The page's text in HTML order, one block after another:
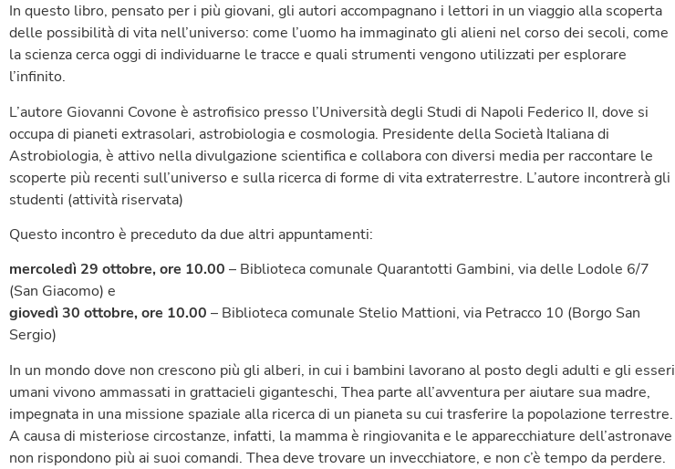
In questo libro, pensato per i più giovani, gli autori accompagnano i lettori in un viaggio alla scoperta
delle possibilità di vita nell’universo: come l’uomo ha immaginato gli alieni nel corso dei secoli, come
la scienza cerca oggi di individuarne le tracce e quali strumenti vengono utilizzati per esplorare
l’infinito.
L’autore Giovanni Covone è astrofisico presso l’Università degli Studi di Napoli Federico II, dove si
occupa di pianeti extrasolari, astrobiologia e cosmologia. Presidente della Società Italiana di
Astrobiologia, è attivo nella divulgazione scientifica e collabora con diversi media per raccontare le
scoperte più recenti sull’universo e sulla ricerca di forme di vita extraterrestre. L’autore incontrerà gli
studenti (attività riservata)
Questo incontro è preceduto da due altri appuntamenti:
mercoledì 29 ottobre, ore 10.00 – Biblioteca comunale Quarantotti Gambini, via delle Lodole 6/7
(San Giacomo) e
giovedì 30 ottobre, ore 10.00 – Biblioteca comunale Stelio Mattioni, via Petracco 10 (Borgo San
Sergio)
In un mondo dove non crescono più gli alberi, in cui i bambini lavorano al posto degli adulti e gli esseri
umani vivono ammassati in grattacieli giganteschi, Thea parte all’avventura per aiutare sua madre,
impegnata in una missione spaziale alla ricerca di un pianeta su cui trasferire la popolazione terrestre.
A causa di misteriose circostanze, infatti, la mamma è ringiovanita e le apparecchiature dell’astronave
non rispondono più ai suoi comandi. Thea deve trovare un invecchiatore, e non c’è tempo da perdere.